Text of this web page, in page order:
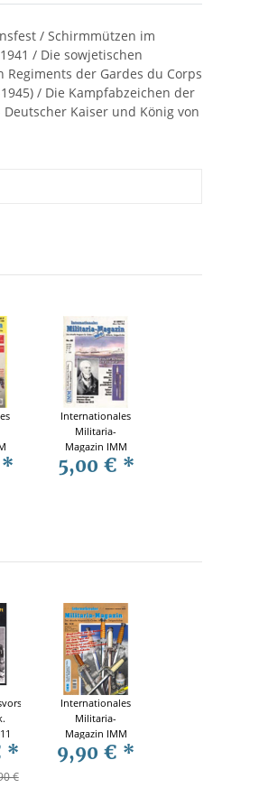
/ Schirmmützen im
/ Die sowjetischen
der Gardes du Corps
/ Die Kampfabzeichen der
Kaiser und König von
*
Internationales
Militaria-
Magazin IMM
Nr. 68
5,00 € *
*
€
Internationales
Militaria-
Magazin IMM
Nr. 119
9,90 € *